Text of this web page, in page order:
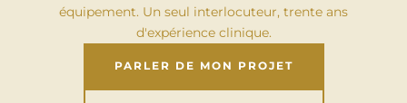
équipement. Un seul interlocuteur, trente ans
d'expérience clinique.
PARLER DE MON PROJET